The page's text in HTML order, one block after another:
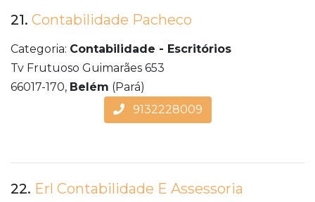
21. Contabilidade Pacheco
Categoria: Contabilidade - Escritórios
Tv Frutuoso Guimarães 653
66017-170, Belém (Pará)
9132228009
22. Erl Contabilidade E Assessoria